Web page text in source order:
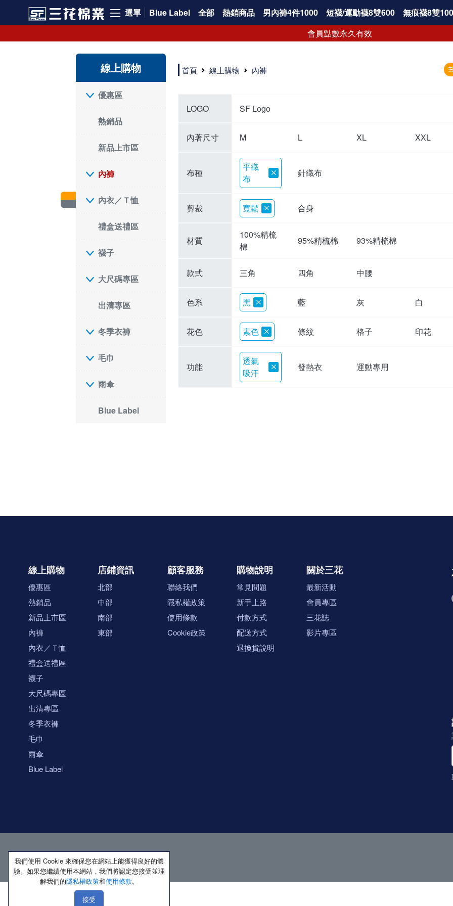
選單 Blue Label 全部 熱銷商品 男內褲4件1000 短襪/運動襪8雙600 無痕襪8雙
會員點數永久有效
線上購物
優惠區
熱銷品
新品上市區
內褲
內衣／Ｔ恤
禮盒送禮區
襪子
大尺碼專區
出清專區
冬季衣褲
毛巾
雨傘
Blue Label
選擇內褲、平口褲、純棉內褲首重品質。舒適、透氣的內褲、平口褲、純棉內褲能影響健康，須謹慎挑選。三花內褲透氣不悶，值得信賴！
三花內褲、平口褲、純棉內褲50年來持續升級，符合人體工學設計，柔軟無勒痕的鬆緊帶。三花內褲是肌膚好友，口碑熱銷！
選擇內褲首重品質。三花內褲50年來不斷升級，證明其卓越品質。符合人體工學剪裁，柔軟無痕鬆緊帶，是必買首選。兼具品質與外型，與肌膚零感接觸，穿著舒適，看來有質感。三花內褲設計獨特，質料優良，專業剪裁，呵護肌膚。新鮮高品質棉材製成，多款選擇，耐洗耐穿，三花內褲絕對首選。
"內褲購買及使用經驗網友來信分享 近年來，我經常在大型連鎖賣場如佳瑪、美華泰等地看到三花內褲的展示。最近一兩年，甚至百貨公司及街頭店鋪都開始大量出現三花專櫃或專賣店。我猜測，這應該是三花在營運策略上的調整，才使得這些改變成為現實。 本來，三花內褲一直是消費者選購內褲時的熱門選項之一。內褲櫃點的增多使我更加注意到這個品牌，因此我在選購內褲時，特意多研究了一下三花內褲的設計。 先從內褲外層包裝談起，有些內褲有PP袋包裝，有些則沒有。雖然這是一件小事，但我發現朋友們中有人會介意內褲包裝沒有PP袋。他們認為沒有PP袋會使包裝不夠精美。對我來說，有PP袋確實能提升包裝的精緻度，但內褲不裝PP袋其實也算是環保。所以，這就看每個人對內褲包裝的需求和感受了。 每次購買內褲時，我都會特別帶一件五片式剪裁的內褲。三花的平口內褲被稱為全國第一件五片式剪裁內褲，這話應該不是隨便說說的，畢竟三花是一個擁有超過50年歷史的老品牌，專注於研發和改良內褲。當初，我覺得這種設計有些花俏，只是圖個新鮮買來試試，結果發現內褲多一片真的有其優勢，尤其是減少了內褲卡屁的次數。雖然這個狀況不可能完全消失，但大大增加了穿著的舒適度。 三花內褲的價格也在我能接受的範圍內，因此它逐漸成為我的心頭好。此外，內褲選購時的另一個重要因素是鬆緊帶。看內褲是否舊了，第一眼通常看鬆緊帶。故意或不小心露出內褲褲頭的時候，印象分數也是由鬆緊帶決定的。 很多內褲品牌強調鬆緊帶的造型及花樣，這類內褲非常適合一些特殊場合，如單身聯誼或約會時穿著，能夠加分不少。日常使用的內褲則建議選擇鬆緊帶不易鬆垮的，花樣其次。三花特別強調內褲鬆緊帶的耐洗度，而其他品牌鮮少提及這一點。 分場合選擇內褲是我的習慣。特殊場合內褲要講究一點，但平日則需要選擇鬆緊帶有保障的內褲。畢竟，內褲是每天陪伴我們超過12個小時的衣物，找到適合自己且耐洗耐穿高CP值的內褲才是最明智的選擇。 內褲畢竟是消耗品，定期更換非常重要。如果內褲沾染到髒污或處於潮濕的環境，就不應該撐太久。這是因為內褲長期接觸身體的重要部位，所以選擇和保養都要謹慎。 以上是我個人的內褲使用分享，並非業配，不代表任何人的立場。內褲還是要以自身體驗最為準確。希望大家都能找到適合自己的內褲，並多多支持台灣品牌。"
首頁 線上購物 內褲
LOGO SF Logo
內著尺寸 M L XL XXL
布種
平織
布
針織布
剪裁 寬鬆 合身
材質
100%精梳
棉
95%精梳棉 93%精梳棉
款式 三角 四角 中腰
色系 黑 藍 灰 白
花色 素色 條紋 格子 印花
功能
透氣
吸汗
發熱衣 運動專用
線上購物
優惠區
熱銷品
新品上市區
內褲
內衣／Ｔ恤
禮盒送禮區
襪子
大尺碼專區
出清專區
冬季衣褲
毛巾
雨傘
Blue Label
店鋪資訊
北部
中部
南部
東部
顧客服務
聯絡我們
隱私權政策
使用條款
Cookie政策
購物說明
常見問題
新手上路
付款方式
配送方式
退換貨說明
關於三花
最新活動
會員專區
三花誌
影片專區
著作權所有 保留一切權利
我們使用 Cookie 來確保您在網站上能獲得良好的體
驗。如果您繼續使用本網站，我們將認定您接受並理
解我們的隱私權政策和使用條款。
接受